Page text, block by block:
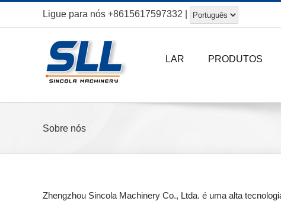
para
Ligue para nós +8615617597332
LAR PRODUTOS
Sobre nós
Zhengzhou Sincola Machinery Co., Ltda. é uma alta